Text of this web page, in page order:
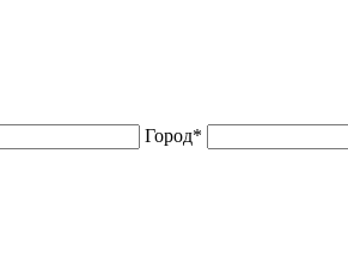
Город*